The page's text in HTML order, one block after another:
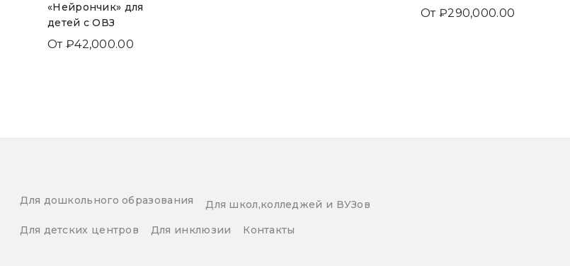
«Нейрончик» для
детей с ОВЗ
От ₽42,000.00
От ₽290,000.00
Для дошкольного образования
Для школ,колледжей и ВУЗов
Для детских центров
Для инклюзии Контакты